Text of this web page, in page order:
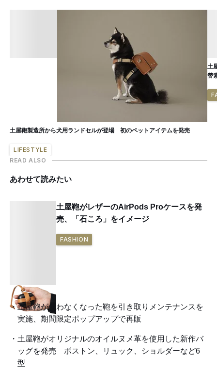
土屋鞄製造所から犬用ランドセルが登場 初のペットアイテムを発売
LIFESTYLE
土
替
READ ALSO
あわせて読みたい
土屋鞄がレザーのAirPods Proケースを発
売、「石ころ」をイメージ
FASHION
土屋鞄が使わなくなった鞄を引き取りメンテナンスを
実施、期間限定ポップアップで再販
土屋鞄がオリジナルのオイルヌメ革を使用した新作バ
ッグを発売 ボストン、リュック、ショルダーなど6
型